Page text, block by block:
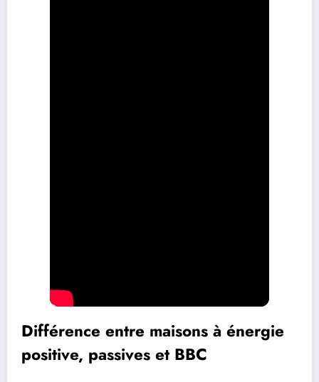
Différence entre maisons à énergie
positive, passives et BBC